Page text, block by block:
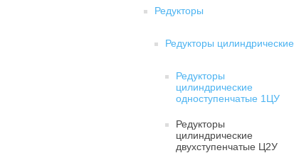
Редукторы
Редукторы цилиндрические
Редукторы
цилиндрические
одноступенчатые 1ЦУ
Редукторы
цилиндрические
двухступенчатые Ц2У